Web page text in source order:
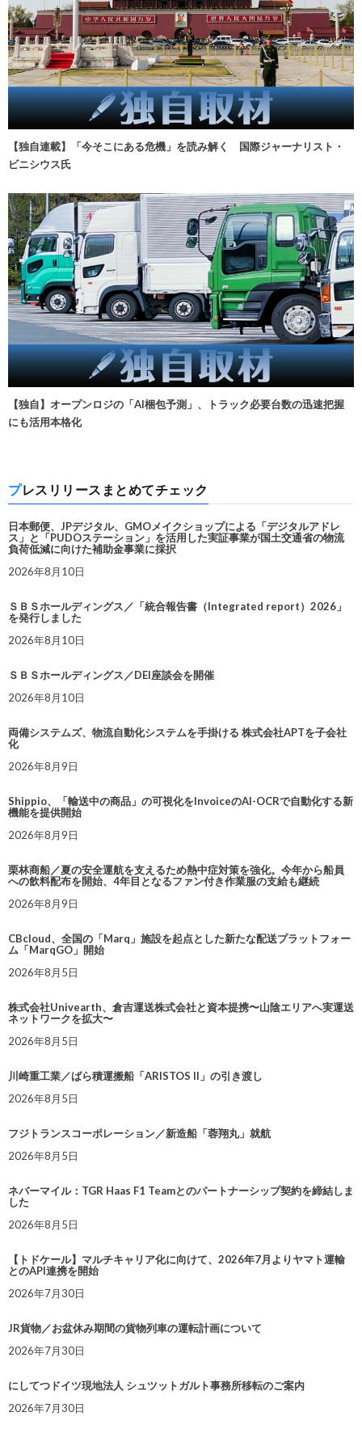
【独自連載】「今そこにある危機」を読み解く 国際ジャーナリスト・
ビニシウス氏
【独自】オープンロジの「AI梱包予測」、トラック必要台数の迅速把握
にも活用本格化
プレスリリースまとめてチェック
日本郵便、JPデジタル、GMOメイクショップによる「デジタルアドレ
ス」と「PUDOステーション」を活用した実証事業が国土交通省の物流
負荷低減に向けた補助金事業に採択
2026年8月10日
ＳＢＳホールディングス／「統合報告書（Integrated report）2026」
を発行しました
2026年8月10日
ＳＢＳホールディングス／DEI座談会を開催
2026年8月10日
両備システムズ、物流自動化システムを手掛ける 株式会社APTを子会社
化
2026年8月9日
Shippio、「輸送中の商品」の可視化をInvoiceのAI-OCRで自動化する新
機能を提供開始
2026年8月9日
栗林商船／夏の安全運航を支えるため熱中症対策を強化。今年から船員
への飲料配布を開始、4年目となるファン付き作業服の支給も継続
2026年8月9日
CBcloud、全国の「Marq」施設を起点とした新たな配送プラットフォー
ム「MarqGO」開始
2026年8月5日
株式会社Univearth、倉吉運送株式会社と資本提携〜山陰エリアへ実運送
ネットワークを拡大〜
2026年8月5日
川崎重工業／ばら積運搬船「ARISTOS II」の引き渡し
2026年8月5日
フジトランスコーポレーション／新造船「蓉翔丸」就航
2026年8月5日
ネバーマイル：TGR Haas F1 Teamとのパートナーシップ契約を締結しま
した
2026年8月5日
【トドケール】マルチキャリア化に向けて、2026年7月よりヤマト運輸
とのAPI連携を開始
2026年7月30日
JR貨物／お盆休み期間の貨物列車の運転計画について
2026年7月30日
にしてつドイツ現地法人 シュツットガルト事務所移転のご案内
2026年7月30日